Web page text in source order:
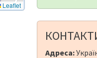
Leaflet
Адреса: